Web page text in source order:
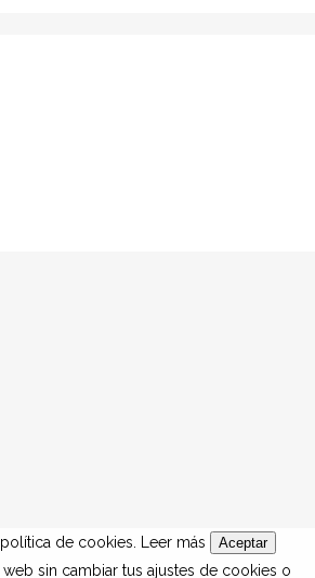
de cookies. Leer más Aceptar
sin cambiar tus ajustes de cookies o